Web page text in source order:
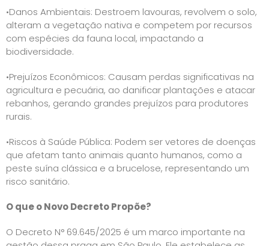
•Danos Ambientais: Destroem lavouras, revolvem o solo,
alteram a vegetação nativa e competem por recursos
com espécies da fauna local, impactando a
biodiversidade.
•Prejuízos Econômicos: Causam perdas significativas na
agricultura e pecuária, ao danificar plantações e atacar
rebanhos, gerando grandes prejuízos para produtores
rurais.
•Riscos à Saúde Pública: Podem ser vetores de doenças
que afetam tanto animais quanto humanos, como a
peste suína clássica e a brucelose, representando um
risco sanitário.
O que o Novo Decreto Propõe?
O Decreto N° 69.645/2025 é um marco importante na